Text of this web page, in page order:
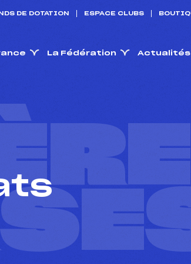
DE DOTATION ESPACE CLUBS
La Fédération Actualités